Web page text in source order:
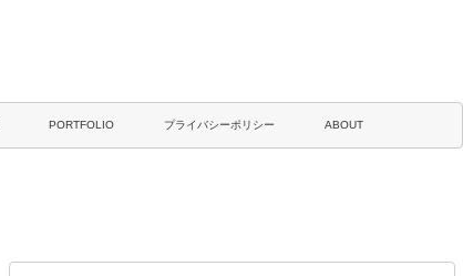
PORTFOLIO プライバシーポリシー ABOUT